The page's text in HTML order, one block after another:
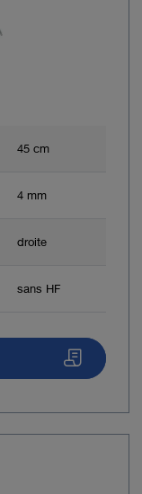
45 cm
4 mm
droite
sans HF